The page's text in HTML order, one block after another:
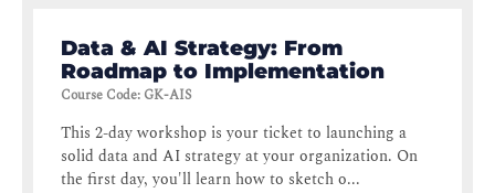
Data & AI Strategy: From
Roadmap to Implementation
Course Code: GK-AIS
This 2-day workshop is your ticket to launching a
solid data and AI strategy at your organization. On
the first day, you'll learn how to sketch o...